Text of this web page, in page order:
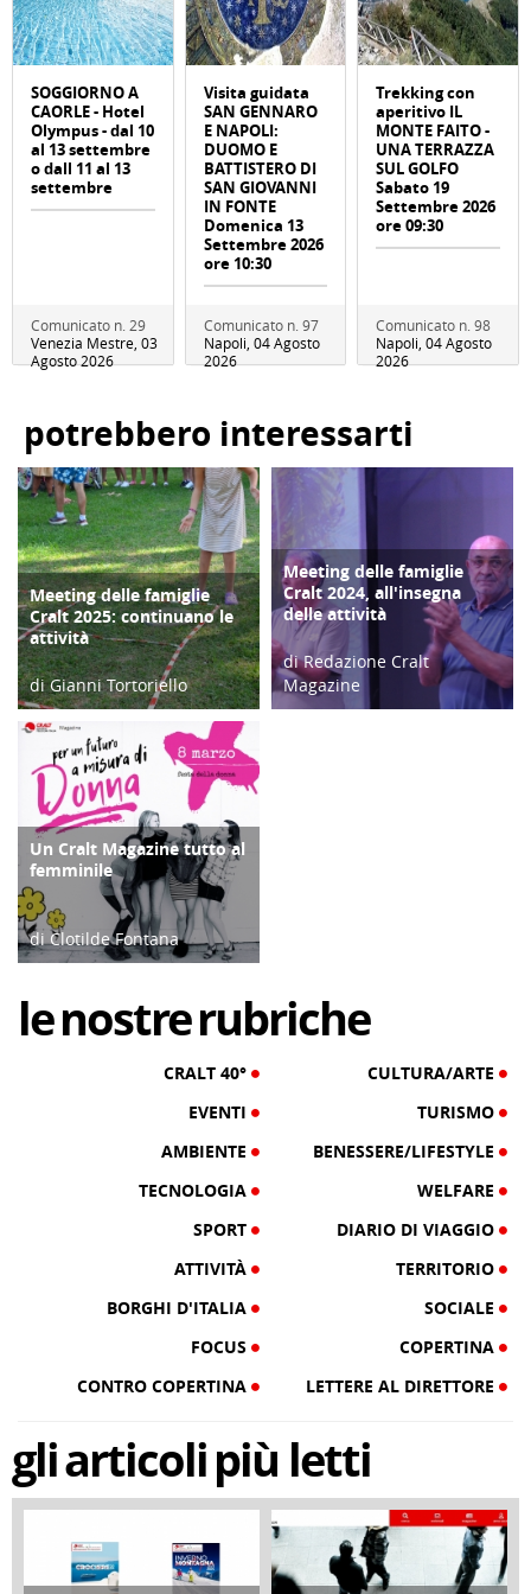
SOGGIORNO A
CAORLE - Hotel
Olympus - dal 10
al 13 settembre
o dall 11 al 13
settembre
Comunicato n. 29
Venezia Mestre, 03
Agosto 2026
Visita guidata
SAN GENNARO
E NAPOLI:
DUOMO E
BATTISTERO DI
SAN GIOVANNI
IN FONTE
Domenica 13
Settembre 2026
ore 10:30
Comunicato n. 97
Napoli, 04 Agosto
2026
Trekking con
aperitivo IL
MONTE FAITO -
UNA TERRAZZA
SUL GOLFO
Sabato 19
Settembre 2026
ore 09:30
Comunicato n. 98
Napoli, 04 Agosto
2026
potrebbero interessarti
COPERTINA
Meeting delle famiglie
Cralt 2025: continuano le
attività
di Gianni Tortoriello
03/09/25
COPERTINA
Meeting delle famiglie
Cralt 2024, all'insegna
delle attività
di Redazione Cralt
Magazine
COPERTINA
Un Cralt Magazine tutto al
femminile
di Clotilde Fontana
lenostrerubriche
CRALT 40°
CULTURA/ARTE
EVENTI
TURISMO
AMBIENTE
BENESSERE/LIFESTYLE
TECNOLOGIA
WELFARE
SPORT
DIARIO DI VIAGGIO
ATTIVITÀ
TERRITORIO
BORGHI D'ITALIA
SOCIALE
FOCUS
COPERTINA
CONTRO COPERTINA
LETTERE AL DIRETTORE
gliarticolipiù letti